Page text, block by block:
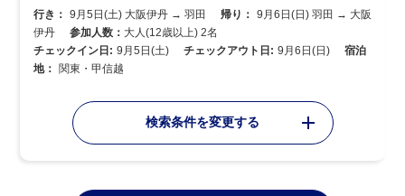
行き： 9月5日(土) 大阪伊丹 → 羽田 帰り： 9月6日(日) 羽田 → 大阪
伊丹
参加人数： 大人(12歳以上) 2名
チェックイン日: 9月5日(土) チェックアウト日: 9月6日(日)
宿泊
地：
関東・甲信越
検索条件を変更する